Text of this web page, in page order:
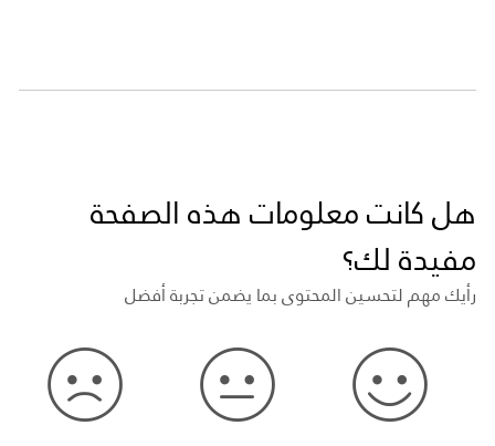
هل كانت معلومات هذه الصفحة
مفيدة لك؟
رأيك مهم لتحسين المحتوى بما يضمن تجربة أفضل